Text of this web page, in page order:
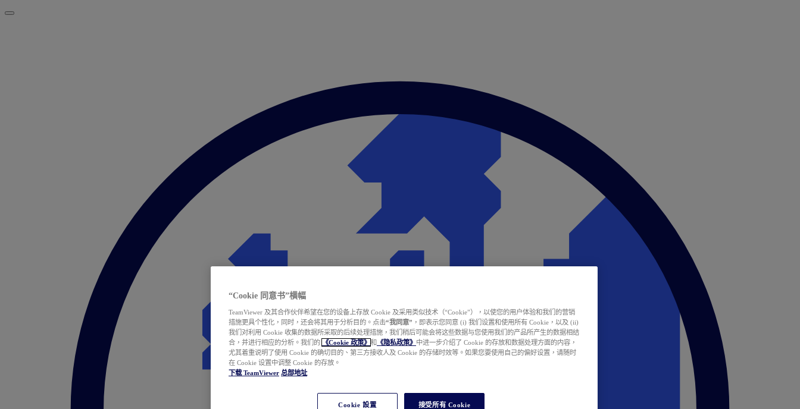
“Cookie 同意书”横幅
TeamViewer 及其合作伙伴希望在您的设备上存放 Cookie 及采用类似技术（“Cookie”），以使您的用户体验和我们的营销
措施更具个性化，同时，还会将其用于分析目的。点击“我同意” ，即表示您同意 (i) 我们设置和使用所有 Cookie，以及 (ii)
我们对利用 Cookie 收集的数据所采取的后续处理措施，我们稍后可能会将这些数据与您使用我们的产品所产生的数据相结
合，并进行相应的分析。我们的
《Cookie 政策》 和 《隐私政策》 中进一步介绍了 Cookie 的存放和数据处理方面的内容，
尤其着重说明了使用 Cookie 的确切目的、第三方接收人及 Cookie 的存储时效等。如果您要使用自己的偏好设置，请随时
在 Cookie 设置中调整 Cookie 的存放。
下载 TeamViewer 总部地址
Cookie 設置 接受所有 Cookie